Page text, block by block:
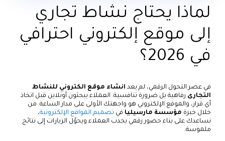
لماذا يحتاج نشاط تجاري
إلى موقع إلكتروني احترافي
في 2026؟
في عصر التحول الرقمي، لم يعد انشاء موقع الكتروني للنشاط
التجارى رفاهية بل ضرورة تنافسية. العملاء يبحثون أونلاين قبل اتخاذ
أي قرار، والموقع الإلكتروني هو واجهتك الأولى على مدار الساعة. من
خلال خبرة مؤسسة مارسيليا في تصميم المواقع الإلكترونية،
نساعدك على بناء حضور رقمي يجذب العملاء ويحوّل الزيارات إلى نتائج
ملموسة.